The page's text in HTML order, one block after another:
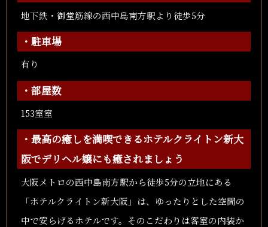
地下鉄・御堂筋線の西中島南方駅より徒歩5分
・駐車場
有り
・部屋数
153室室
・最高の癒しを満喫できるホテルクライトン新大
阪でデリヘル嬢にも癒されましょう
大阪メトロの西中島南方駅から徒歩5分の立地にある
「ホテルクライトン新大阪」は、ゆったりとした空間の
中で安らげるホテルです。そのこだわりは客室の内装か